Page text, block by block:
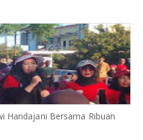
Handajani Bersama Ribuan